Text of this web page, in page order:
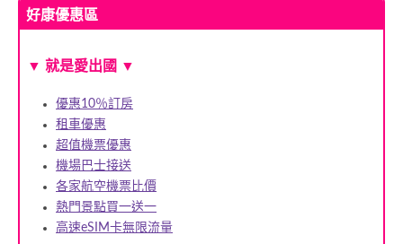
好康優惠區
▼ 就是愛出國 ▼
優惠10％訂房
租車優惠
超值機票優惠
機場巴士接送
各家航空機票比價
熱門景點買一送一
高速eSIM卡無限流量